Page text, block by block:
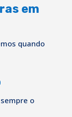
em
quando
o